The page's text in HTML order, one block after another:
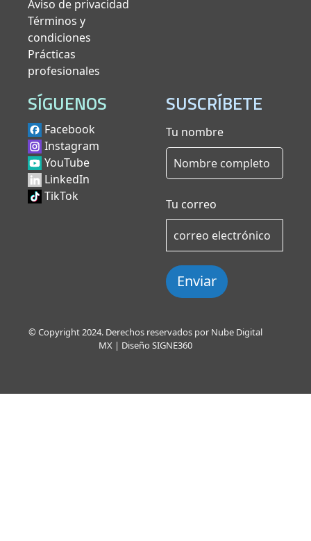
Aviso de privacidad
Términos y
condiciones
Prácticas
profesionales
SÍGUENOS
Facebook
Instagram
YouTube
LinkedIn
TikTok
SUSCRÍBETE
Tu nombre
Tu correo
Enviar
© Copyright 2024. Derechos reservados por Nube Digital
MX | Diseño SIGNE360